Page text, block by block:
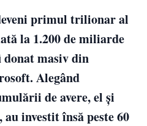
primul trilionar al
la 1.200 de miliarde
masiv din
Alegând
de avere, el și
investit însă peste 60